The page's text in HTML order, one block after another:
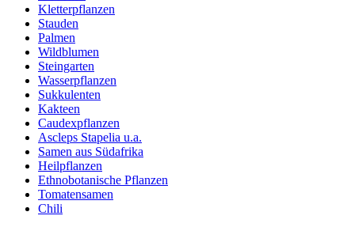
Kletterpflanzen
Stauden
Palmen
Wildblumen
Steingarten
Wasserpflanzen
Sukkulenten
Kakteen
Caudexpflanzen
Ascleps Stapelia u.a.
Samen aus Südafrika
Heilpflanzen
Ethnobotanische Pflanzen
Tomatensamen
Chili